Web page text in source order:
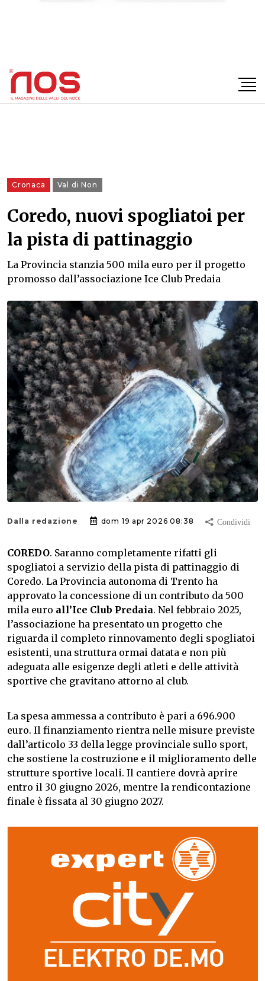
Cronaca Val di Non
Coredo, nuovi spogliatoi per
la pista di pattinaggio
La Provincia stanzia 500 mila euro per il progetto
promosso dall’associazione Ice Club Predaia
Dalla redazione dom 19 apr 2026 08:38
COREDO. Saranno completamente rifatti gli
spogliatoi a servizio della pista di pattinaggio di
Coredo. La Provincia autonoma di Trento ha
approvato la concessione di un contributo da 500
mila euro all’Ice Club Predaia. Nel febbraio 2025,
l’associazione ha presentato un progetto che
riguarda il completo rinnovamento degli spogliatoi
esistenti, una struttura ormai datata e non più
adeguata alle esigenze degli atleti e delle attività
sportive che gravitano attorno al club.
La spesa ammessa a contributo è pari a 696.900
euro. Il finanziamento rientra nelle misure previste
dall’articolo 33 della legge provinciale sullo sport,
che sostiene la costruzione e il miglioramento delle
strutture sportive locali. Il cantiere dovrà aprire
entro il 30 giugno 2026, mentre la rendicontazione
finale è fissata al 30 giugno 2027.